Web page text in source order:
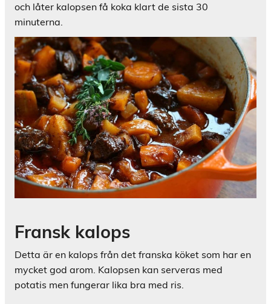
och låter kalopsen få koka klart de sista 30
minuterna.
Fransk kalops
Detta är en kalops från det franska köket som har en
mycket god arom. Kalopsen kan serveras med
potatis men fungerar lika bra med ris.